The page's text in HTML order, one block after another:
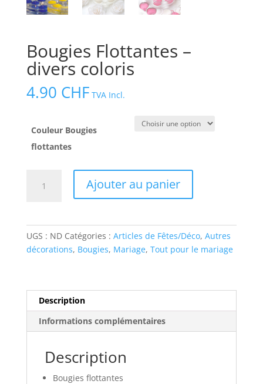
Bougies Flottantes –
divers coloris
4.90 CHF TVA Incl.
Couleur Bougies
flottantes
Ajouter au panier
UGS : ND Catégories : Articles de Fêtes/Déco, Autres
décorations, Bougies, Mariage, Tout pour le mariage
Description
Informations complémentaires
Description
Bougies flottantes